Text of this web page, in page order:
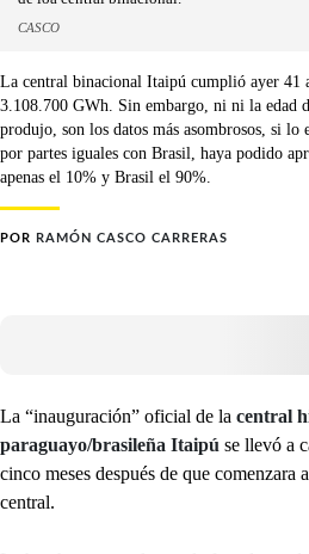
CASCO
La central binacional Itaipú cumplió ayer 41
3.108.700 GWh. Sin embargo, ni ni la edad
produjo, son los datos más asombrosos, si lo
por partes iguales con Brasil, haya podido
apenas el 10% y Brasil el 90%.
POR RAMÓN CASCO CARRERAS
La “inauguración” oficial de la central
paraguayo/brasileña Itaipú se llevó a
cinco meses después de que
central.